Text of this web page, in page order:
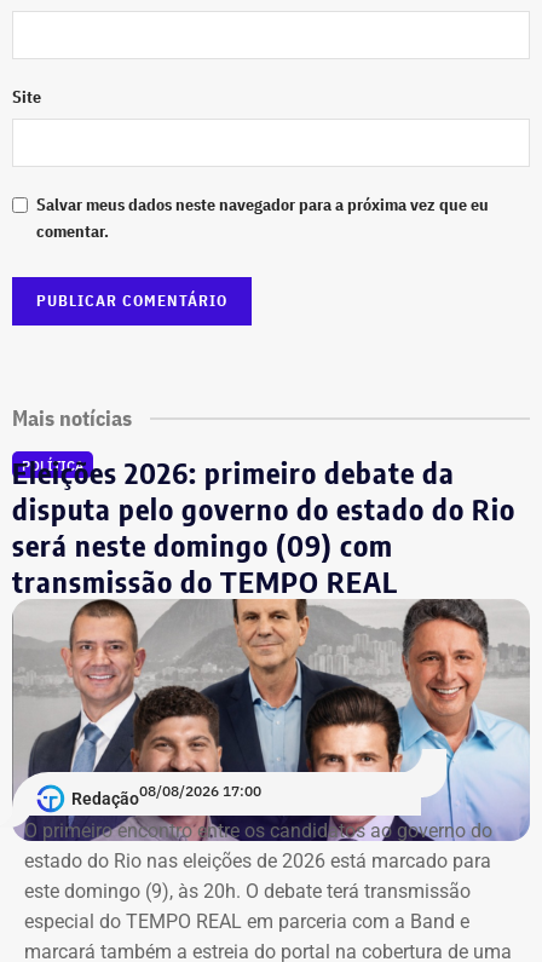
Site
Salvar meus dados neste navegador para a próxima vez que eu
comentar.
Mais notícias
POLÍTICA
Eleições 2026: primeiro debate da
disputa pelo governo do estado do Rio
será neste domingo (09) com
transmissão do TEMPO REAL
Redação08/08/2026 17:00
O primeiro encontro entre os candidatos ao ⁠governo do
estado do Rio nas eleições de 2026 está marcado para
este domingo (9), às 20h. O debate terá transmissão
especial do TEMPO REAL em parceria com a Band e
marcará também a estreia do portal na cobertura de uma